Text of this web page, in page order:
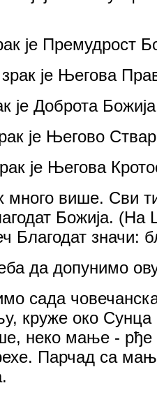
је Премудрост
је Његова
је Доброта
је Његово
је Његова
више. Сви ти
Божија.
Благодат значи:
да допунимо
сада
круже око
неко мање -
Парчад са